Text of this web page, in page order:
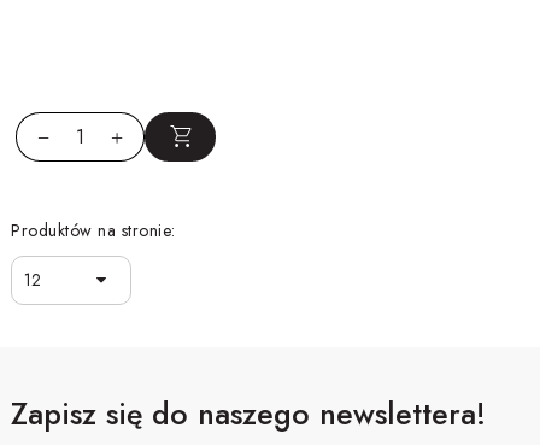
Produktów na stronie:
12
Zapisz się do naszego newslettera!